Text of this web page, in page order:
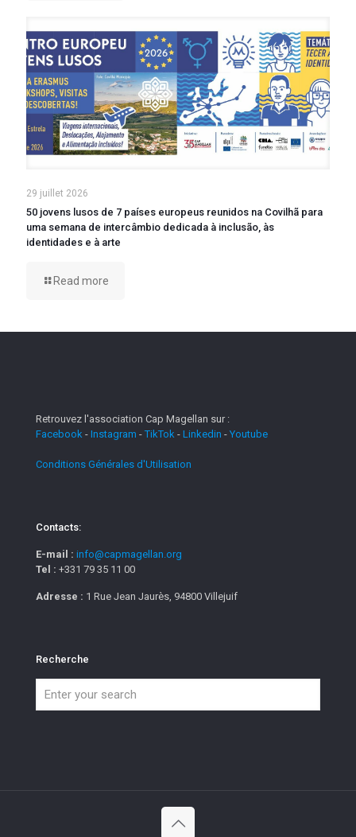
29 juillet 2026
50 jovens lusos de 7 países europeus reunidos na Covilhã para
uma semana de intercâmbio dedicada à inclusão, às
identidades e à arte
Read more
Retrouvez l'association Cap Magellan sur :
Facebook - Instagram -TikTok - Linkedin - Youtube
Conditions Générales d'Utilisation
Contacts:
E-mail : info@capmagellan.org
Tel : +331 79 35 11 00
Adresse : 1 Rue Jean Jaurès, 94800 Villejuif
Recherche